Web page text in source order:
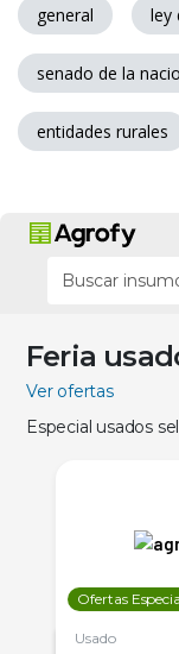
general ley
senado de la
entidades rurales
Feria
Ver ofertas
Especial usados
Ofertas
Usado